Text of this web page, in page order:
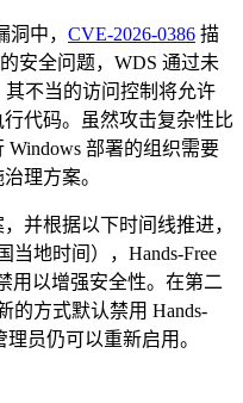
中， CVE-2026-0386 描
的安全问题，WDS 通过未
其不当的访问控制将允许
代码。虽然攻击复杂性比
部署的组织需要
理方案。
根据以下时间线推进，
当地时间），Hands-Free
用以增强安全性。在第二
的方式默认禁用 Hands-
员仍可以重新启用。